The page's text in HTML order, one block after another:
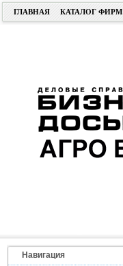
ГЛАВНАЯ КАТАЛОГ ФИРМ
Навигация